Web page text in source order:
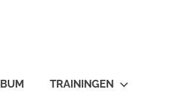
TRAININGEN